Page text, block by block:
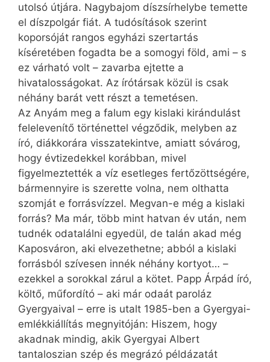
utolsó útjára. Nagybajom díszsírhelybe temette
el díszpolgár fiát. A tudósítások szerint
koporsóját rangos egyházi szertartás
kíséretében fogadta be a somogyi föld, ami – s
ez várható volt – zavarba ejtette a
hivatalosságokat. Az írótársak közül is csak
néhány barát vett részt a temetésen.
Az Anyám meg a falum egy kislaki kirándulást
felelevenítő történettel végződik, melyben az
író, diákkorára visszatekintve, amiatt sóvárog,
hogy évtizedekkel korábban, mivel
figyelmeztették a víz esetleges fertőzöttségére,
bármennyire is szerette volna, nem olthatta
szomját e forrásvízzel. Megvan-e még a kislaki
forrás? Ma már, több mint hatvan év után, nem
tudnék odatalálni egyedül, de talán akad még
Kaposváron, aki elvezethetne; abból a kislaki
forrásból szívesen innék néhány kortyot… –
ezekkel a sorokkal zárul a kötet. Papp Árpád író,
költő, műfordító – aki már odaát paroláz
Gyergyaival – erre is utalt 1985-ben a Gyergyai-
emlékkiállítás megnyitóján: Hiszem, hogy
akadnak mindig, akik Gyergyai Albert
tantaloszian szép és megrázó példázatát